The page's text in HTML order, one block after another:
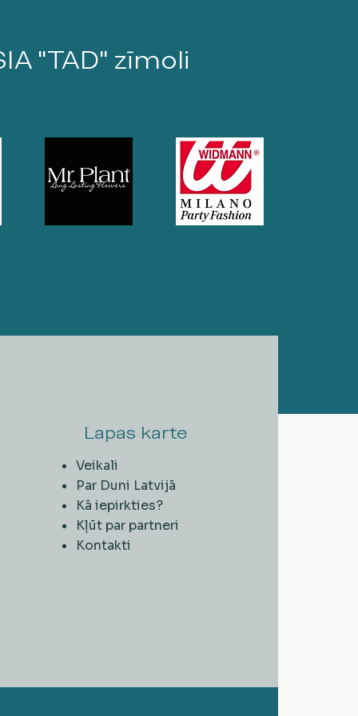
"TAD" zīmoli
Lapas karte
Veikali
Par Duni Latvijā
Kā iepirkties?
Kļūt par partneri
Kontakti